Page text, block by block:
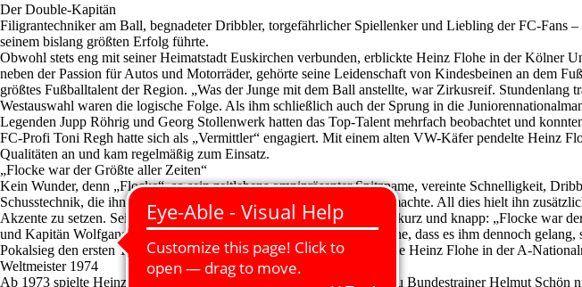
Der Double-Kapitän
Filigrantechniker am Ball, begnadeter Dribbler, torgefährlicher Spiellenker und Liebling der FC-Fans
seinem bislang größten Erfolg führte.
Obwohl stets eng mit seiner Heimatstadt Euskirchen verbunden, erblickte Heinz Flohe in der
neben der Passion für Autos und Motorräder, gehörte seine Leidenschaft von Kindesbeinen an dem
größtes Fußballtalent der Region. „Was der Junge mit dem Ball anstellte, war Zirkusreif.
Westauswahl waren die logische Folge. Als ihm schließlich auch der Sprung in die
Legenden Jupp Röhrig und Georg Stollenwerk hatten das Top-Talent mehrfach beobachtet und
FC-Profi Toni Regh hatte sich als „Vermittler“ engagiert. Mit einem alten VW-Käfer pendelte Heinz
Qualitäten an und kam regelmäßig zum Einsatz.
„Flocke war der Größte aller Zeiten“
Kein Wunder, denn „Flocke“, so sein zeitlebens omnipräsenter Spitzname, vereinte Schnelligkeit,
Schusstechnik, die ihn vor allem aus der Distanz enorm torgefährlich machte. All dies hielt ihn
Akzente zu setzen. Sein ehemaliger Mitspieler Harald Konopka urteilt kurz und knapp: „Flocke war
und Kapitän Wolfgang Overath. Umso bemerkenswerter ist die Tatsache, dass es ihm dennoch
Pokalsieg den ersten Titel im FC-Trikot, gut zwei Jahre später debütierte Heinz Flohe in der A-
Weltmeister 1974
Ab 1973 spielte Heinz Flohe dort regelmäßig, obwohl das Verhältnis zu Bundestrainer Helmut